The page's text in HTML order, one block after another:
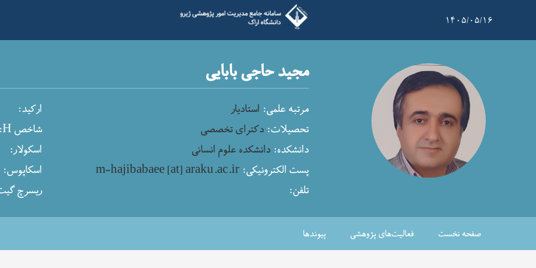
۱۴۰۵/۰۵/۱۶
مجید حاجی بابایی
مرتبه علمی: استادیار
ارکید:
تحصیلات: دکترای تخصصی
شاخص H:
دانشکده: دانشکده علوم انسانی
اسکولار:
پست الکترونیکی: m-hajibabaee [at] araku.ac.ir
اسکاپوس:
تلفن:
ریسرچ
صفحه نخست فعالیت‌های پژوهشی پیوندها